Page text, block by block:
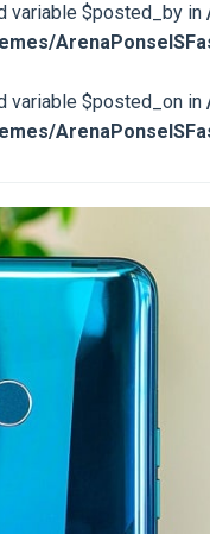
variable $posted_by in
variable $posted_on in